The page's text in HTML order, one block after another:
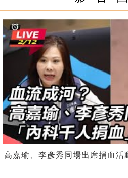
高嘉瑜、李彥秀同場出席捐血活